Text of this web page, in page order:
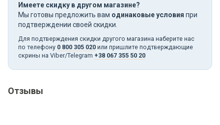
Имеете скидку в другом магазине?
Мы готовы предложить вам одинаковые условия при
подтверждении своей скидки.
Для подтверждения скидки другого магазина наберите нас
по телефону 0 800 305 020 или пришлите подтверждающие
скрины на Viber/Telegram +38 067 355 50 20
Отзывы